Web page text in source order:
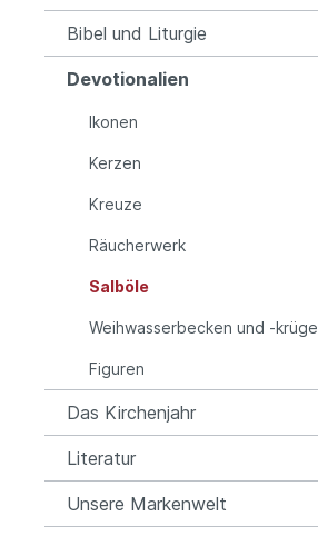
Bibel und Liturgie
Devotionalien
Ikonen
Kerzen
Kreuze
Räucherwerk
Salböle
Weihwasserbecken und -krüge
Figuren
Das Kirchenjahr
Literatur
Unsere Markenwelt